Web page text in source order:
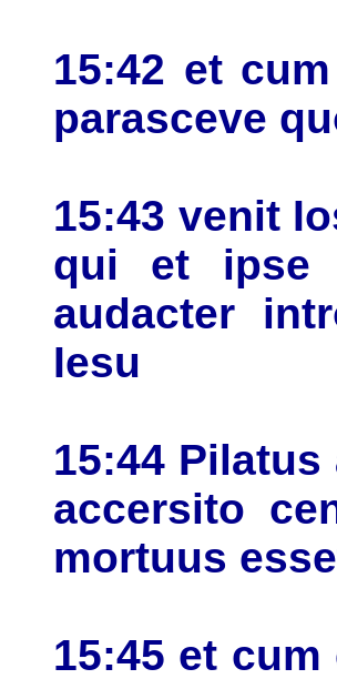
15:42 et
parasceve
15:43 venit
qui et ipse
audacter
Iesu
15:44
accersito
mortuus
15:45 et